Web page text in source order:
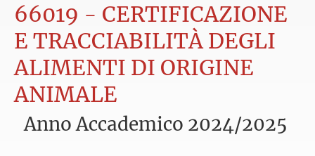
66019 - CERTIFICAZIONE
E TRACCIABILITÀ DEGLI
ALIMENTI DI ORIGINE
ANIMALE
Anno Accademico 2024/2025